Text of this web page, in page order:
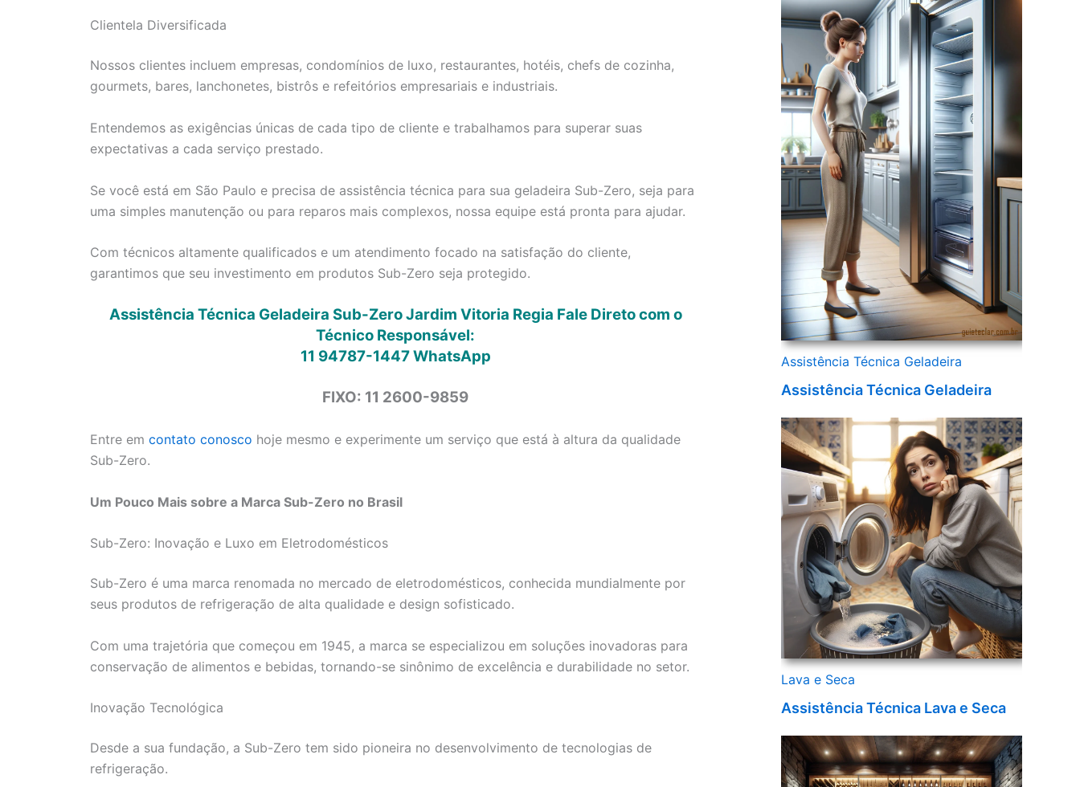
Clientela Diversificada
Nossos clientes incluem empresas, condomínios de luxo, restaurantes, hotéis, chefs de cozinha,
gourmets, bares, lanchonetes, bistrôs e refeitórios empresariais e industriais.
Entendemos as exigências únicas de cada tipo de cliente e trabalhamos para superar suas
expectativas a cada serviço prestado.
Se você está em São Paulo e precisa de assistência técnica para sua geladeira Sub-Zero, seja para
uma simples manutenção ou para reparos mais complexos, nossa equipe está pronta para ajudar.
Com técnicos altamente qualificados e um atendimento focado na satisfação do cliente,
garantimos que seu investimento em produtos Sub-Zero seja protegido.
Assistência Técnica Geladeira Sub-Zero Jardim Vitoria Regia Fale Direto com o
Técnico Responsável:
11 94787-1447WhatsApp
FIXO: 11 2600-9859
Entre em contato conosco hoje mesmo e experimente um serviço que está à altura da qualidade
Sub-Zero.
Um Pouco Mais sobre a Marca Sub-Zero no Brasil
Sub-Zero: Inovação e Luxo em Eletrodomésticos
Sub-Zero é uma marca renomada no mercado de eletrodomésticos, conhecida mundialmente por
seus produtos de refrigeração de alta qualidade e design sofisticado.
Com uma trajetória que começou em 1945, a marca se especializou em soluções inovadoras para
conservação de alimentos e bebidas, tornando-se sinônimo de excelência e durabilidade no setor.
Inovação Tecnológica
Desde a sua fundação, a Sub-Zero tem sido pioneira no desenvolvimento de tecnologias de
refrigeração.
Assistência Técnica Geladeira
Assistência Técnica Geladeira
Lava e Seca
Assistência Técnica Lava e Seca